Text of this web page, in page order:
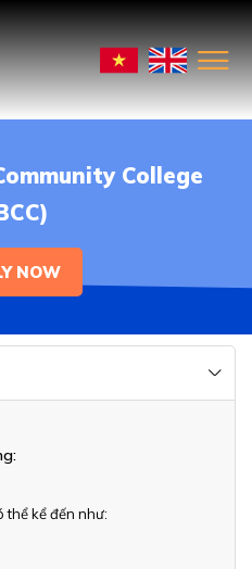
College
NOW
thể kể đến như: